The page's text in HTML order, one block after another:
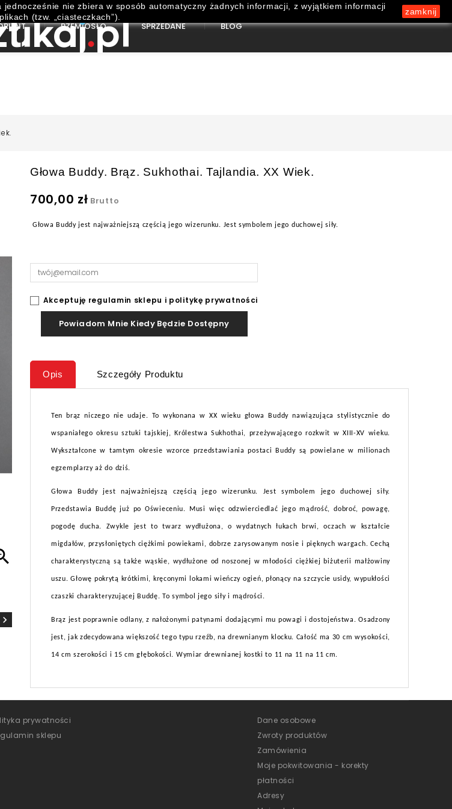
RZEMIOSŁO SPRZEDANE BLOG
Głowa Buddy. Brąz. Sukhothai. Tajlandia. XX Wiek.
700,00 zł Brutto
Głowa Buddy jest najważniejszą częścią jego wizerunku. Jest symbolem jego duchowej siły.
Akceptuję regulamin sklepu i politykę prywatności
Powiadom Mnie Kiedy Będzie Dostępny
Opis Szczegóły Produktu
Ten brąz niczego nie udaje. To wykonana w XX wieku głowa Buddy nawiązująca stylistycznie do
wspaniałego okresu sztuki tajskiej, Królestwa Sukhothai, przeżywającego rozkwit w XIII-XV wieku.
Wykształcone w tamtym okresie wzorce przedstawiania postaci Buddy są powielane w milionach
egzemplarzy aż do dziś.
Głowa Buddy jest najważniejszą częścią jego wizerunku. Jest symbolem jego duchowej siły.
Przedstawia Buddę już po Oświeceniu. Musi więc odzwierciedlać jego mądrość, dobroć, powagę,
pogodę ducha. Zwykle jest to twarz wydłużona, o wydatnych łukach brwi, oczach w kształcie
migdałów, przysłoniętych ciężkimi powiekami, dobrze zarysowanym nosie i pięknych wargach. Cechą
charakterystyczną są także wąskie, wydłużone od noszonej w młodości ciężkiej biżuterii małżowiny
uszu. Głowę pokrytą krótkimi, kręconymi lokami wieńczy ogień, płonący na szczycie usidy, wypukłości
czaszki charakteryzującej Buddę. To symbol jego siły i mądrości.
Brąz jest poprawnie odlany, z nałożonymi patynami dodającymi mu powagi i dostojeństwa. Osadzony
jest, jak zdecydowana większość tego typu rzeźb, na drewnianym klocku. Całość ma 30 cm wysokości,
14 cm szerokości i 15 cm głębokości. Wymiar drewnianej kostki to 11 na 11 na 11 cm.
Dane osobowe
Zwroty produktów
Zamówienia
Moje pokwitowania - korekty
płatności
Adresy
prywatności
sklepu
nie zbiera w sposób automatyczny żadnych informacji, z wyjątkiem informacji
(tzw. „ciasteczkach”).
zamknij